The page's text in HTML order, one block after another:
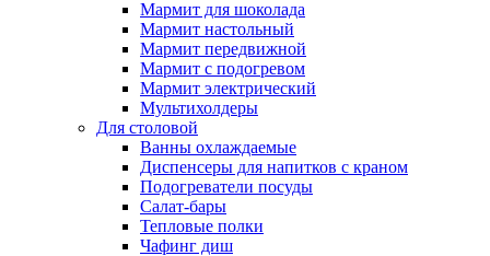
Мармит для шоколада
Мармит настольный
Мармит передвижной
Мармит с подогревом
Мармит электрический
Мультихолдеры
Для столовой
Ванны охлаждаемые
Диспенсеры для напитков с краном
Подогреватели посуды
Салат-бары
Тепловые полки
Чафинг диш